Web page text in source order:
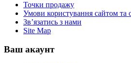
Точки продажу
Умови користування сайтом та
Зв’язатись з нами
Site Map
Ваш акаунт